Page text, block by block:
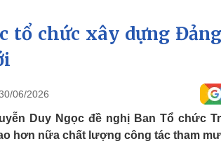
Dự báo thời tiết
Giáo dục
Quân sự - Quốc phòng
Vũ khí
Việt Nam
tổ chức xây dựng
06/2026
Duy Ngọc đề nghị Ban Tổ chức
hơn nữa chất lượng công tác tham